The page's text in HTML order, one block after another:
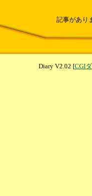
記事があり
Diary V2.02 [CGI